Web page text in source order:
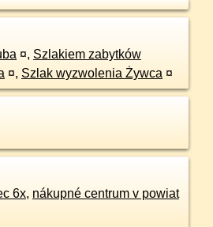
¤, Szlakiem zabytków
¤, Szlak wyzwolenia Żywca ¤
6x, nákupné centrum v powiat